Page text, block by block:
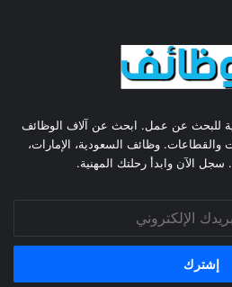
للبحث عن عمل. ابحث عن آلاف الوظائف
وظائف السعودية، الإمارات،
سجل الآن وابدأ رحلتك المهنية.